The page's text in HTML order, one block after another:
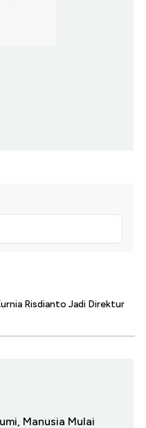
Risdianto Jadi Direktur
Manusia Mulai